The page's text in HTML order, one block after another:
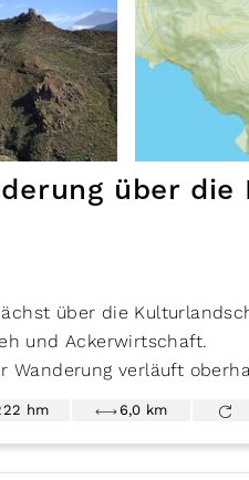
ausblenden
ausblenden
über die
über die
und Ackerwirtschaft.
Wanderung verläuft
mit Aussicht auf die
die Insel La Gomera und
hm 6,0 km